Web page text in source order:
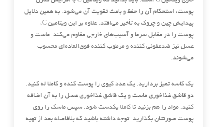
پوست، استحکام آن را حفظ و باعث تقویت آن می‌شود. به همین دلایل
پیدایش چین و چروک به تأخیر می‌افتد. علاوه بر این ویتامین C،
پوست را در مقابل سرما و آسیب‌های خارجی مقاوم می‌کند. ماست و
عسل نیز ضدعفونی کننده و مرطوب کننده فوق‌العاده‌ای محسوب
می‌شوند.
یک کاسه تمیز بردارید. یک عدد کیوی را پوست کنده و کاملا له کنید.
دو قاشق غذاخوری ماست و یک قاشق غذاخوری عسل را به آن اضافه
کنید. مواد را هم بزنید تا کاملا یکدست شود. سپس ماسک را روی
پوست صورتتان بگذارید. توجه داشته باشید که بلافاصله بعد از تهیه